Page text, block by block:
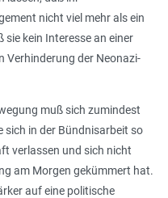
nicht viel mehr als ein
kein Interesse an einer
Verhinderung der Neonazi-
muß sich zumindest
sich in der Bündnisarbeit so
verlassen und sich nicht
am Morgen gekümmert hat.
auf eine politische